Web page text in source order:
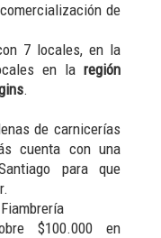
de
7 locales, en la
en la región
.
de carnicerías
cuenta con una
para que
$100.000 en